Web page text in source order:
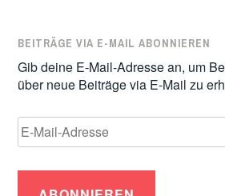
BEITRÄGE VIA E-MAIL ABONNIEREN
Gib deine E-Mail-Adresse an, um
über neue Beiträge via E-Mail zu
E-
Mail-